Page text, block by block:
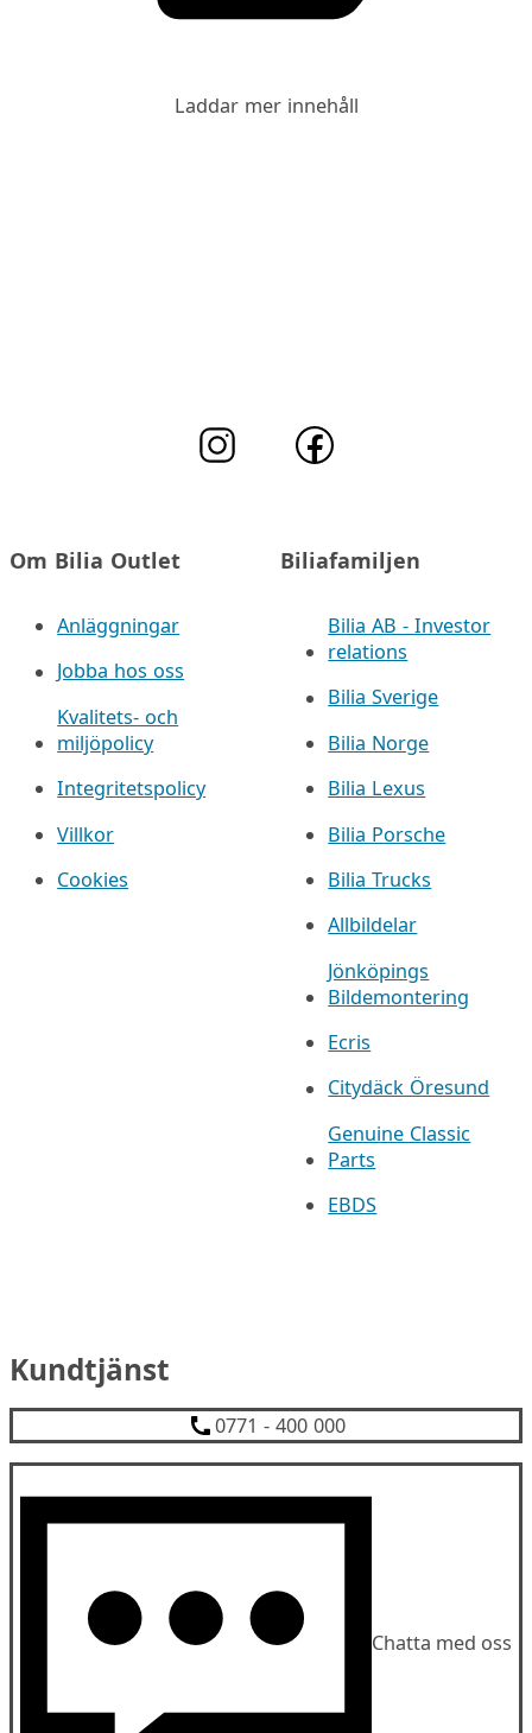
Laddar mer innehåll
Om Bilia Outlet
Anläggningar
Jobba hos oss
Kvalitets- och
miljöpolicy
Integritetspolicy
Villkor
Cookies
Biliafamiljen
Bilia AB - Investor
relations
Bilia Sverige
Bilia Norge
Bilia Lexus
Bilia Porsche
Bilia Trucks
Allbildelar
Jönköpings
Bildemontering
Ecris
Citydäck Öresund
Genuine Classic
Parts
EBDS
Kundtjänst
0771 - 400 000
Chatta med oss